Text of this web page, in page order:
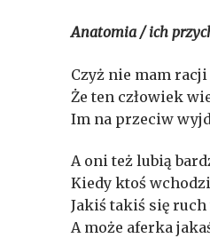
Anatomia / ich
Czyż nie mam racji
Że ten człowiek
Im na przeciw
A oni też lubią
Kiedy ktoś
Jakiś takiś się
A może aferka